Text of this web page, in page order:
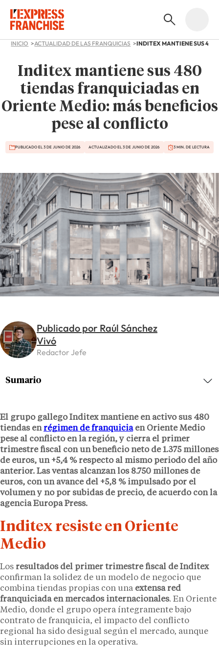
INICIO ACTUALIDAD DE LAS FRANQUICIAS
Inditex mantiene sus 480
tiendas franquiciadas en
Oriente Medio: más beneficios
pese al conflicto
PUBLICADO EL 3 DE JUNIO DE 2026 ACTUALIZADO EL 3 DE JUNIO DE 2026 3 MIN. DE LECTURA
Publicado por Raúl Sánchez
Vivó
Redactor Jefe
El grupo gallego Inditex mantiene en activo sus 480
tiendas enrégimen de franquiciaen Oriente Medio
pese al conflicto en la región, y cierra el primer
trimestre fiscal con un beneficio neto de1.375 millones
de euros, un +5,4 %respecto al mismo periodo del año
anterior. Las ventas alcanzan los 8.750 millones de
euros, con un avance del +5,8 %impulsado por el
volumen y no por subidas de precio, de acuerdo con la
agencia Europa Press.
Inditex resiste en Oriente
Medio
Los resultados del primer trimestre fiscal de Inditex
confirman la solidez de un modelo de negocio que
combina tiendas propias con una extensa red
franquiciada en mercados internacionales. En Oriente
Medio, donde el grupo opera íntegramente bajo
contrato de franquicia, el impacto del conflicto
regional ha sido desigual según el mercado, aunque
sin interrupciones en la operativa.
Sumario